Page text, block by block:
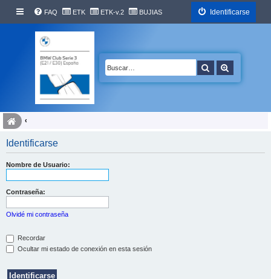
FAQ ETK ETK-v.2 BUJIAS Identificarse
Buscar
Identificarse
Nombre de Usuario:
Contraseña:
Olvidé mi contraseña
Recordar
Ocultar mi estado de conexión en esta sesión